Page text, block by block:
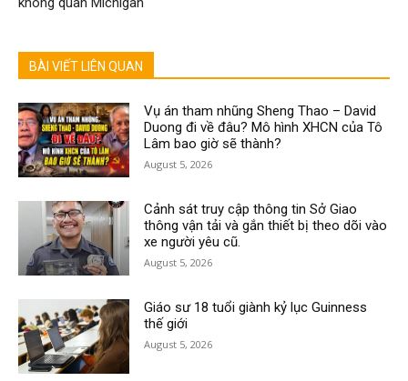
BÀI VIẾT LIÊN QUAN
Vụ án tham nhũng Sheng Thao – David
Duong đi về đâu? Mô hình XHCN của Tô
Lâm bao giờ sẽ thành?
August 5, 2026
Cảnh sát truy cập thông tin Sở Giao
thông vận tải và gắn thiết bị theo dõi vào
xe người yêu cũ.
August 5, 2026
Giáo sư 18 tuổi giành kỷ lục Guinness
thế giới
August 5, 2026